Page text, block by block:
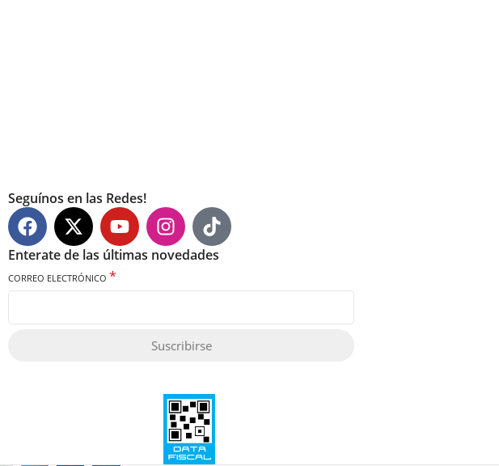
Seguínos en las Redes!
Enterate de las últimas novedades
CORREO ELECTRÓNICO *
Suscribirse